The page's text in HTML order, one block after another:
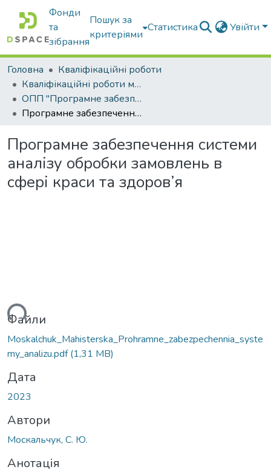
Фонди
та
зібрання
Пошук за
критеріями
Статистика Увійти
Головна
Кваліфікаційні роботи
Кваліфікаційні роботи магістрів
ОПП "Програмне забезпечення інформаційних систем"
Програмне забезпечення системи аналізу обробки замовлень в сфері краси та здоров’я
Програмне забезпечення системи
аналізу обробки замовлень в
сфері краси та здоров’я
Файли
Moskalchuk_Mahisterska_Prohramne_zabezpechennia_syste
my_analizu.pdf(1,31 MB)
Дата
2023
Автори
Москальчук, С. Ю.
Анотація